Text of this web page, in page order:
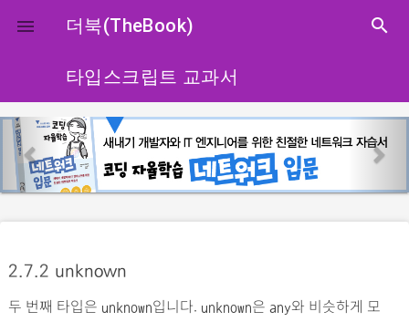
close
 더북(TheBook) search
타입스크립트 교과서
p
r
e
u
s
e
2.7.2 unknown
두 번째 타입은 unknown입니다. unknown은 any와 비슷하게 모